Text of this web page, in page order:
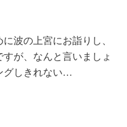
波の上宮にお詣りし、
が、なんと言いましょ
グしきれない…